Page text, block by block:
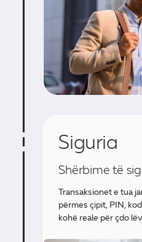
Siguria
Shërbime të
Transaksionet e tua
përmes çipit, PIN,
kohë reale për çdo